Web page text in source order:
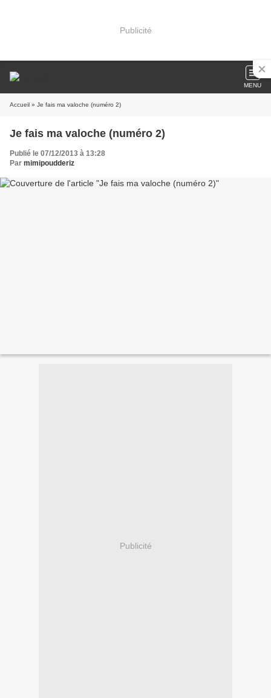
Publicité
MENU
Accueil » Je fais ma valoche (numéro 2)
Je fais ma valoche (numéro 2)
Publié le 07/12/2013 à 13:28
Par mimipoudderiz
Publicité